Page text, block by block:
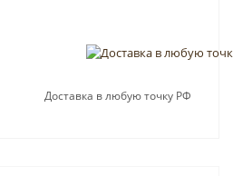
Доставка в любую точку РФ